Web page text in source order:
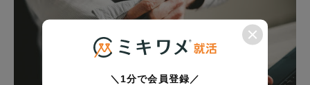
＼1分で会員登録／